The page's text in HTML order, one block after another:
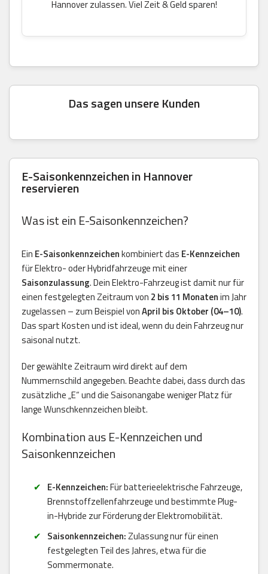
Hannover zulassen. Viel Zeit & Geld sparen!
Das sagen unsere Kunden
E-Saisonkennzeichen in Hannover
reservieren
Was ist ein E-Saisonkennzeichen?
Ein E-Saisonkennzeichenkombiniert das E-Kennzeichen
für Elektro- oder Hybridfahrzeuge mit einer
Saisonzulassung. Dein Elektro-Fahrzeug ist damit nur für
einen festgelegten Zeitraum von 2 bis 11 Monatenim Jahr
zugelassen – zum Beispiel vonApril bis Oktober (04–10).
Das spart Kosten und ist ideal, wenn du dein Fahrzeug nur
saisonal nutzt.
Der gewählte Zeitraum wird direkt auf dem
Nummernschild angegeben. Beachte dabei, dass durch das
zusätzliche „E“ und die Saisonangabe weniger Platz für
lange Wunschkennzeichen bleibt.
Kombination aus E-Kennzeichen und
Saisonkennzeichen
E-Kennzeichen:Für batterieelektrische Fahrzeuge,
Brennstoffzellenfahrzeuge und bestimmte Plug-
in-Hybride zur Förderung der Elektromobilität.
Saisonkennzeichen:Zulassung nur für einen
festgelegten Teil des Jahres, etwa für die
Sommermonate.